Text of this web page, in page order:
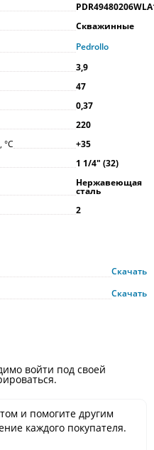
Скважинные
Pedrollo
3,9
47
0,37
220
°С
+35
1 1/4ʺ (32)
Нержавеющая
сталь
2
Скачать
Скачать
войти под своей
и помогите другим
каждого покупателя.